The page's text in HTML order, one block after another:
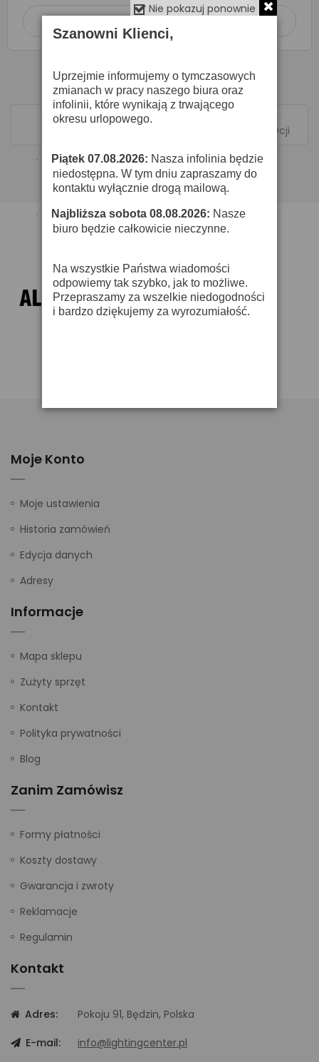
Pokazano 1-1 z 1 pozycji
Moje Konto
Moje ustawienia
Historia zamówień
Edycja danych
Adresy
Informacje
Mapa sklepu
Zużyty sprzęt
Kontakt
Polityka prywatności
Blog
Zanim Zamówisz
Formy płatności
Koszty dostawy
Gwarancja i zwroty
Reklamacje
Regulamin
Kontakt
Adres:
Pokoju 91, Będzin, Polska
E-mail:
info@lightingcenter.pl
Nie pokazuj ponownie
Szanowni Klienci,
Uprzejmie informujemy o tymczasowych
zmianach w pracy naszego biura oraz
infolinii, które wynikają z trwającego
okresu urlopowego.
· Piątek 07.08.2026: Nasza infolinia będzie
niedostępna. W tym dniu zapraszamy do
kontaktu wyłącznie drogą mailową.
· Najbliższa sobota 08.08.2026: Nasze
biuro będzie całkowicie nieczynne.
Na wszystkie Państwa wiadomości
odpowiemy tak szybko, jak to możliwe.
Przepraszamy za wszelkie niedogodności
i bardzo dziękujemy za wyrozumiałość.